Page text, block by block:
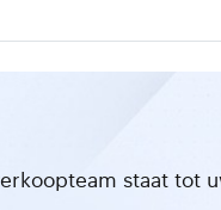
staat tot